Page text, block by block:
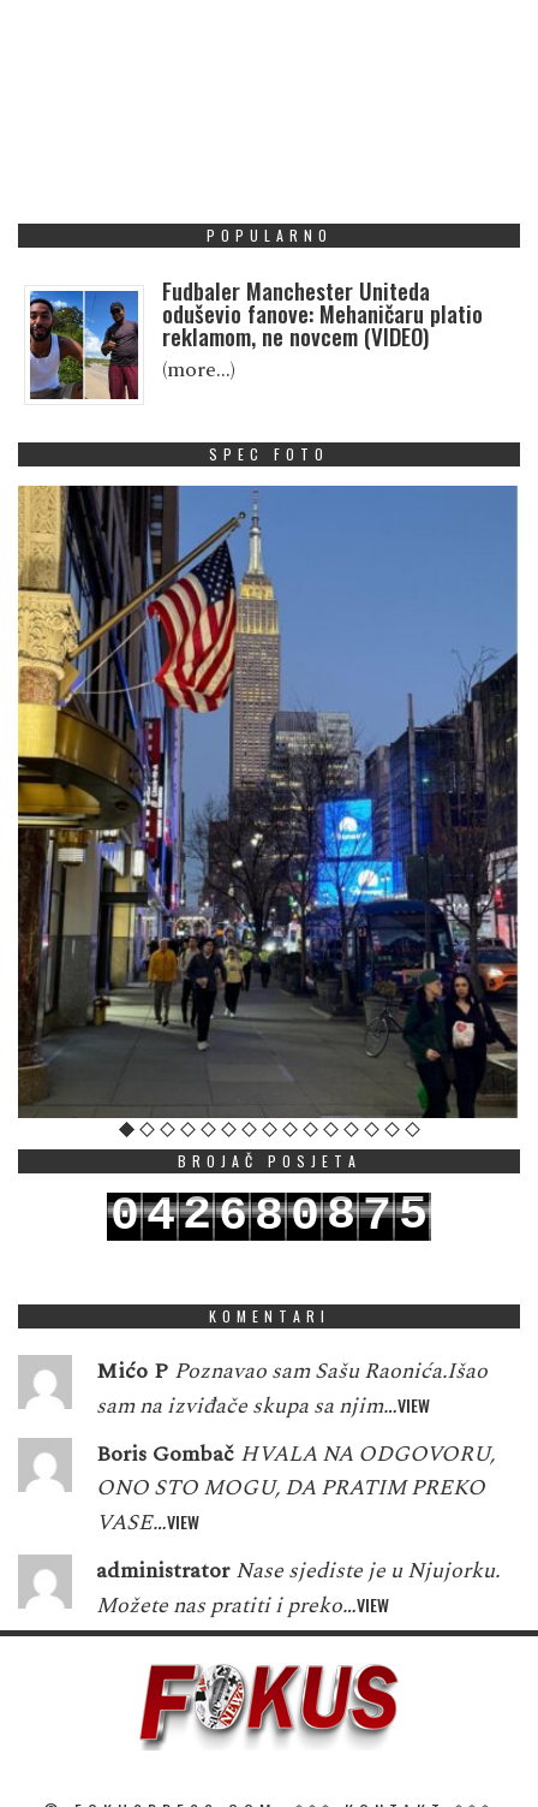
POPULARNO
Fudbaler Manchester Uniteda
oduševio fanove: Mehaničaru platio
reklamom, ne novcem (VIDEO)
(more…)
SPEC FOTO
BROJAČ POSJETA
042680875
KOMENTARI
Mićo P Poznavao sam Sašu Raonića.Išao
sam na izviđače skupa sa njim…VIEW
Boris Gombač HVALA NA ODGOVORU,
ONO STO MOGU, DA PRATIM PREKO
VASE…VIEW
administrator Nase sjediste je u Njujorku.
Možete nas pratiti i preko…VIEW